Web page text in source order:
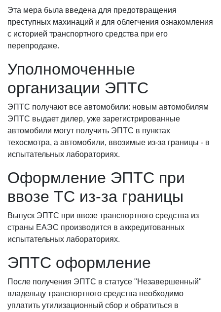
Эта мера была введена для предотвращения
преступных махинаций и для облегчения ознакомления
с историей транспортного средства при его
перепродаже.
Уполномоченные
организации ЭПТС
ЭПТС получают все автомобили: новым автомобилям
ЭПТС выдает дилер, уже зарегистрированные
автомобили могут получить ЭПТС в пунктах
техосмотра, а автомобили, ввозимые из-за границы - в
испытательных лабораториях.
Оформление ЭПТС при
ввозе ТС из-за границы
Выпуск ЭПТС при ввозе транспортного средства из
страны ЕАЭС производится в аккредитованных
испытательных лабораториях.
ЭПТС оформление
После получения ЭПТС в статусе "Незавершенный"
владельцу транспортного средства необходимо
уплатить утилизационный сбор и обратиться в